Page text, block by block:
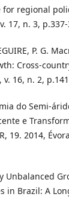
for regional
17, n. 3,
P. G.
Cross-
16, n. 2,
do Semi-
e
19. 2014,
Unbalanced
in Brazil: A